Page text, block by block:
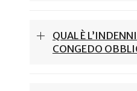
QUAL È
CONGEDO